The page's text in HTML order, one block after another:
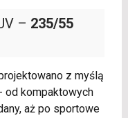
– 235/55
z myślą
od kompaktowych
aż po sportowe